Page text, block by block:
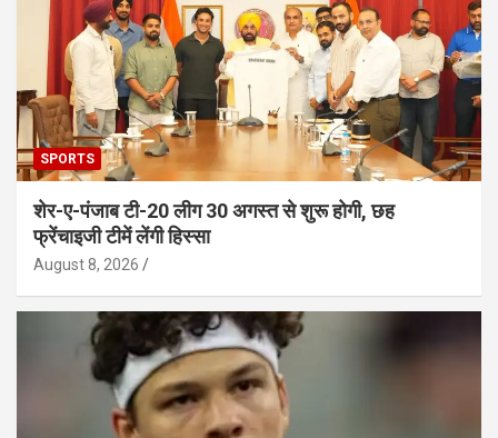
SPORTS
शेर-ए-पंजाब टी-20 लीग 30 अगस्त से शुरू होगी, छह
फ्रेंचाइजी टीमें लेंगी हिस्सा
August 8, 2026